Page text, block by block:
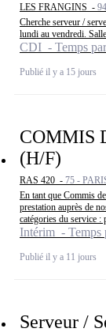
LES FRANGINS -
Cherche serveur /
lundi au vendredi.
CDI - Temps
Publié il y a 15 jours
COMMIS
(H/F)
RAS 420 - 75 -
En tant que Commis
prestation auprès de
catégories du service :
Intérim - Temps
Publié il y a 11 jours
Serveur /